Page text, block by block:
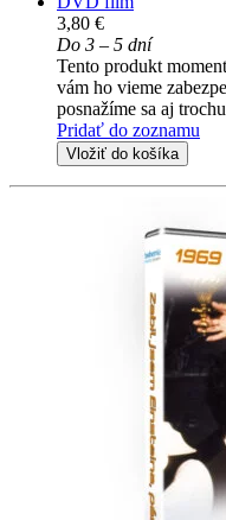
3,80 €
Do 3 – 5 dní
Tento produkt
vám ho vieme
posnažíme sa aj
Pridať do zoznamu
Vložiť do košíka